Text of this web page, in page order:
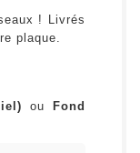
! Livrés
plaque.
ou
Fond